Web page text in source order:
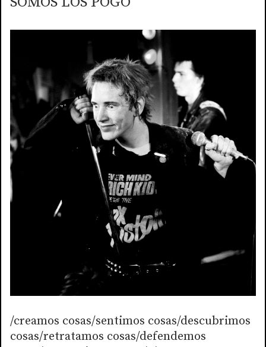
/creamos cosas/sentimos cosas/descubrimos
cosas/retratamos cosas/defendemos